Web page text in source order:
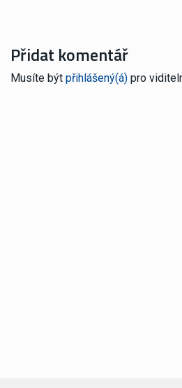
Přidat komentář
Musíte být přihlášený(á) pro